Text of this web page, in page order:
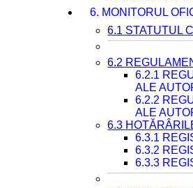
6. MONITORUL
6.1 STATUTUL
6.2
6.2.1
ALE
6.2.2
ALE
6.3
6.3.1
6.3.2
6.3.3